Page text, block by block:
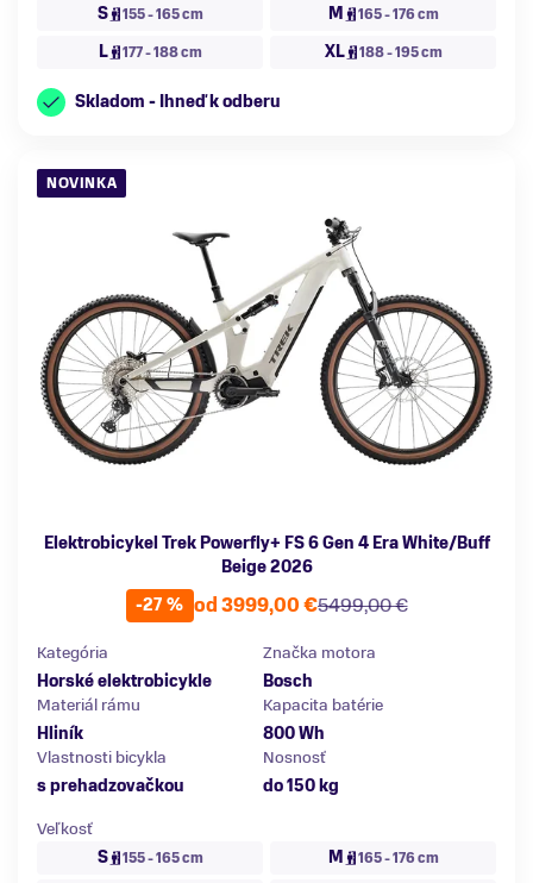
S
155 - 165 cm M 165 - 176 cm
L 177 - 188 cm XL 188 - 195 cm
Skladom - Ihneď k odberu
NOVINKA
Elektrobicykel Trek Powerfly+ FS 6 Gen 4 Era White/Buff
Beige 2026
-27 %
5499,00 €
od 3999,00 €
Kategória
Horské elektrobicykle
Značka motora
Bosch
Materiál rámu
Hliník
Kapacita batérie
800 Wh
Vlastnosti bicykla
s prehadzovačkou
Nosnosť
do 150 kg
Veľkosť
S
155 - 165 cm M 165 - 176 cm